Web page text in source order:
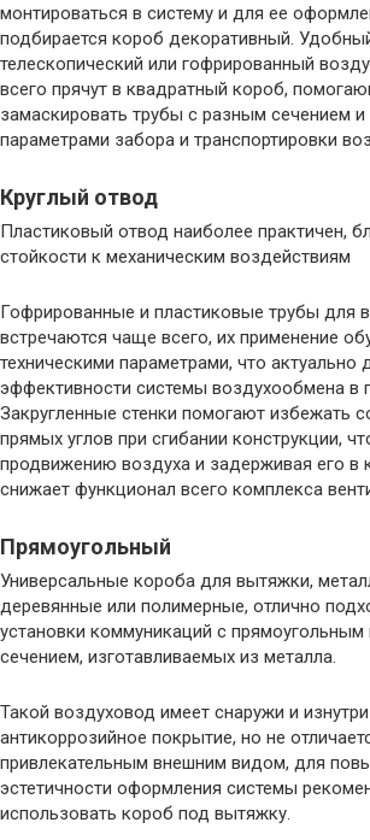
монтироваться в систему и для ее
подбирается короб декоративный.
телескопический или гофрированный
всего прячут в квадратный короб,
замаскировать трубы с разным сечением
параметрами забора и транспортировки
Круглый отвод
Пластиковый отвод наиболее практичен,
стойкости к механическим воздействиям
Гофрированные и пластиковые трубы для
встречаются чаще всего, их применение
техническими параметрами, что
эффективности системы воздухообмена в
Закругленные стенки помогают избежать
прямых углов при сгибании конструкции,
продвижению воздуха и задерживая его в
снижает функционал всего комплекса
Прямоугольный
Универсальные короба для вытяжки,
деревянные или полимерные, отлично
установки коммуникаций с
сечением, изготавливаемых из металла.
Такой воздуховод имеет снаружи и изнутри
антикоррозийное покрытие, но не
привлекательным внешним видом, для
эстетичности оформления системы
использовать короб под вытяжку.